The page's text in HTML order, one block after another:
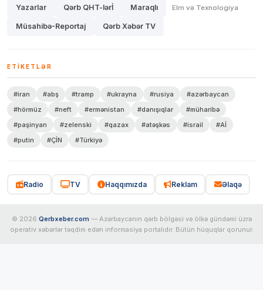
Yazarlar Qərb QHT-lərİ Maraqlı Elm və Texnologiya
Müsahibə-Reportaj Qərb Xəbər TV
ETIKETLƏR
#iran #abş #tramp #ukrayna #rusiya
#azərbaycan
#hörmüz
#neft #ermənistan #danışıqlar
#müharibə
#paşinyan
#zelenski #qazax #atəşkəs #israil
#Aİ
#putin
#ÇİN #Türkiyə
Radio TV Haqqımızda Reklam Əlaqə
© 2026 Qerbxeber.com — Azərbaycanın qərb bölgəsi və ölkə gündəmi üzrə
operativ xəbərlər təqdim edən informasiya portalıdır. Bütün hüquqlar qorunur.